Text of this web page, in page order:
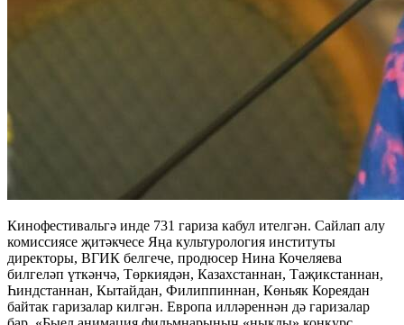
Кинофестивальгә инде 731 гариза кабул ителгән. Сайлап алу
комиссиясе җитәкчесе Яңа культурология институты
директоры, ВГИК белгече, продюсер Нина Кочеляева
билгеләп үткәнчә, Төркиядән, Казахстаннан, Таҗикстаннан,
Һиндстаннан, Кытайдан, Филиппиннан, Көньяк Кореядан
байтак гаризалар килгән. Европа илләреннән дә гаризалар